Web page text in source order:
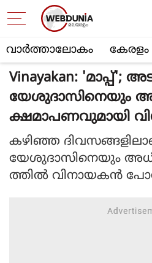
വാര്‍ത്താലോകം കേരളം
Vinayakan: 'മാപ്പ്';
യേശുദാസിനെയും
ക്ഷമാപണവുമായി
കഴിഞ്ഞ
യേശുദാസിനെയും
ത്തിൽ വിനായകൻ